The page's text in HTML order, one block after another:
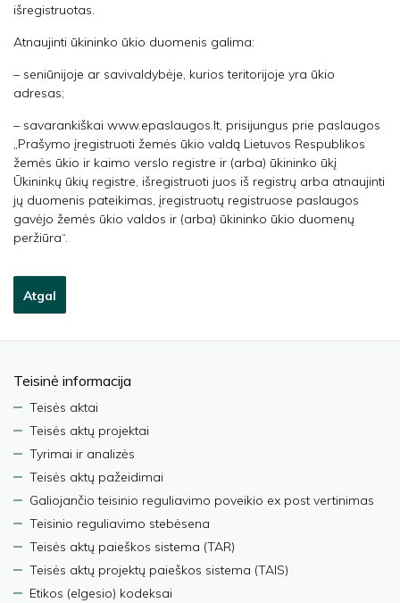
išregistruotas.
Atnaujinti ūkininko ūkio duomenis galima:
– seniūnijoje ar savivaldybėje, kurios teritorijoje yra ūkio
adresas;
– savarankiškai www.epaslaugos.lt, prisijungus prie paslaugos
„Prašymo įregistruoti žemės ūkio valdą Lietuvos Respublikos
žemės ūkio ir kaimo verslo registre ir (arba) ūkininko ūkį
Ūkininkų ūkių registre, išregistruoti juos iš registrų arba atnaujinti
jų duomenis pateikimas, įregistruotų registruose paslaugos
gavėjo žemės ūkio valdos ir (arba) ūkininko ūkio duomenų
peržiūra“.
Atgal
Teisinė informacija
Teisės aktai
Teisės aktų projektai
Tyrimai ir analizės
Teisės aktų pažeidimai
Galiojančio teisinio reguliavimo poveikio ex post vertinimas
Teisinio reguliavimo stebėsena
Teisės aktų paieškos sistema (TAR)
Teisės aktų projektų paieškos sistema (TAIS)
Etikos (elgesio) kodeksai